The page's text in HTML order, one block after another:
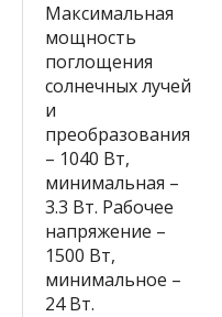
Максимальная
мощность
поглощения
солнечных лучей
и
преобразования
– 1040 Вт,
минимальная –
3.3 Вт. Рабочее
напряжение –
1500 Вт,
минимальное –
24 Вт.